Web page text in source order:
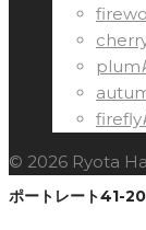
plum
firefly
© 2026 Ryota
ポートレート41-20